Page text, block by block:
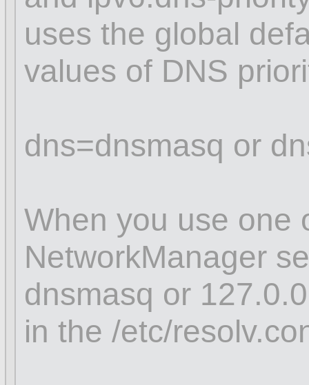
uses the global
values of DNS
dns=dnsmasq or
When you use one
NetworkManager
dnsmasq or
in the /etc/